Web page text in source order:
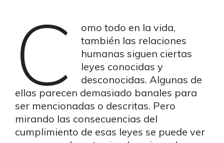
C
omo todo en la vida,
también las relaciones
humanas siguen ciertas
leyes conocidas y
desconocidas. Algunas de
ellas parecen demasiado banales para
ser mencionadas o descritas. Pero
mirando las consecuencias del
cumplimiento de esas leyes se puede ver